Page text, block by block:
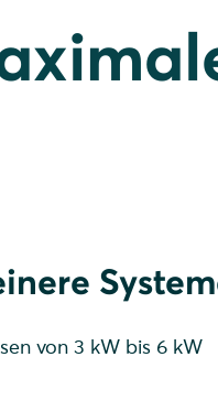
von 3 kW bis 6 kW